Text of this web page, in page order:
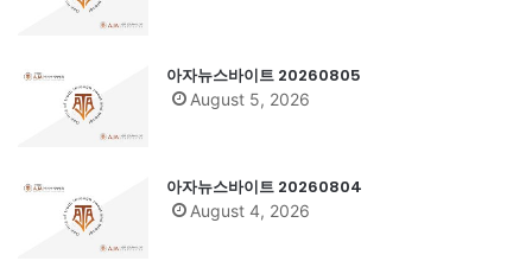
아자뉴스바이트 20260805
August 5, 2026
아자뉴스바이트 20260804
August 4, 2026